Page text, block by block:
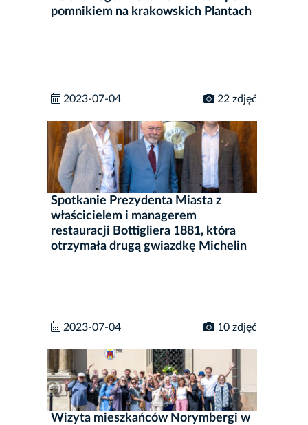
pomnikiem na krakowskich Plantach
2023-07-04 22 zdjęć
Spotkanie Prezydenta Miasta z
właścicielem i managerem
restauracji Bottigliera 1881, która
otrzymała drugą gwiazdkę Michelin
2023-07-04 10 zdjęć
Wizyta mieszkańców Norymbergi w